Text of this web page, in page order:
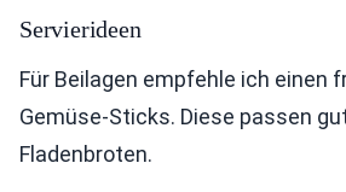
Servierideen
Für Beilagen empfehle ich einen
Gemüse-Sticks. Diese passen
Fladenbroten.